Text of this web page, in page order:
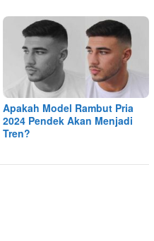
Apakah Model Rambut Pria
2024 Pendek Akan Menjadi
Tren?